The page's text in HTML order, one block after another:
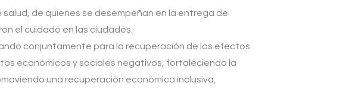
de quienes se desempeñan en la entrega de
el cuidado en las ciudades.
conjuntamente para la recuperación de los efectos
económicos y sociales negativos, fortaleciendo la
una recuperación económica inclusiva,